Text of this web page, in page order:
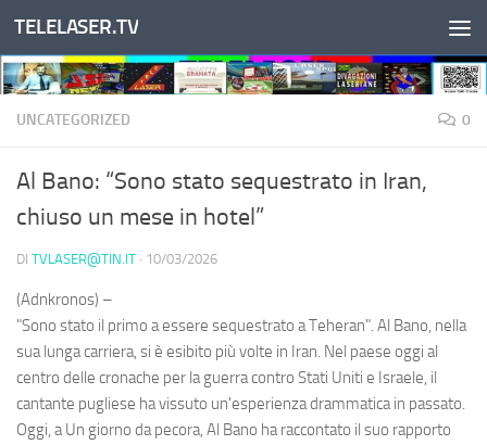
Salta al contenuto
TELELASER.TV
UNCATEGORIZED 0
Al Bano: “Sono stato sequestrato in Iran,
chiuso un mese in hotel”
DI TVLASER@TIN.IT · 10/03/2026
(Adnkronos) –
"Sono stato il primo a essere sequestrato a Teheran". Al Bano, nella
sua lunga carriera, si è esibito più volte in Iran. Nel paese oggi al
centro delle cronache per la guerra contro Stati Uniti e Israele, il
cantante pugliese ha vissuto un'esperienza drammatica in passato.
Oggi, a Un giorno da pecora, Al Bano ha raccontato il suo rapporto